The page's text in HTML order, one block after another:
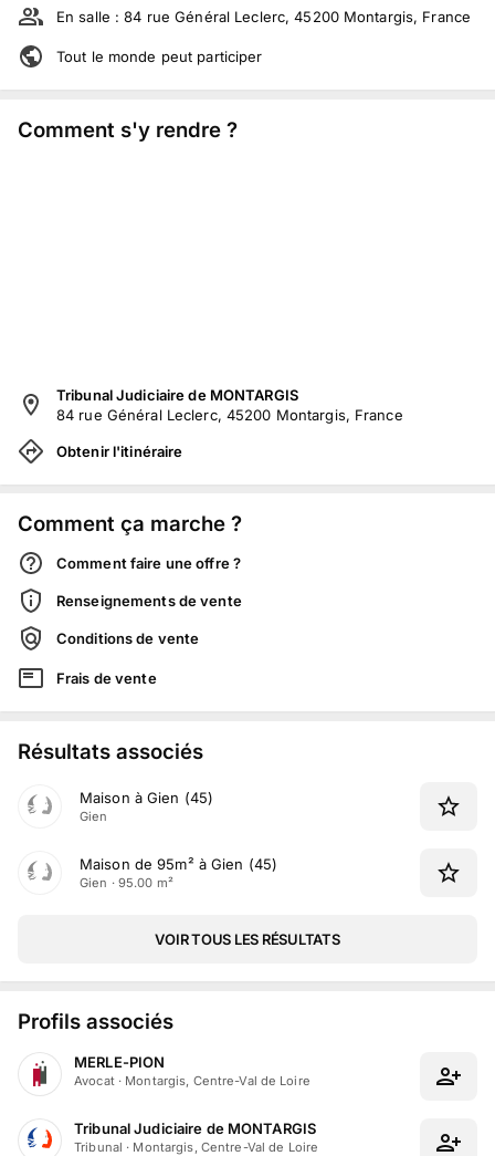
En salle :84 rue Général Leclerc, 45200 Montargis, France
Tout le monde peut participer
Comment s'y rendre ?
Tribunal Judiciaire de MONTARGIS
84 rue Général Leclerc, 45200 Montargis, France
Obtenir l'itinéraire
Comment ça marche ?
Comment faire une offre ?
Renseignements de vente
Conditions de vente
Frais de vente
Résultats associés
Maison à Gien (45)
Gien
Maison de 95m² à Gien (45)
Gien · 95.00 m²
VOIR TOUS LES RÉSULTATS
Profils associés
MERLE-PION
Avocat· Montargis, Centre-Val de Loire
Tribunal Judiciaire de MONTARGIS
Tribunal · Montargis, Centre-Val de Loire